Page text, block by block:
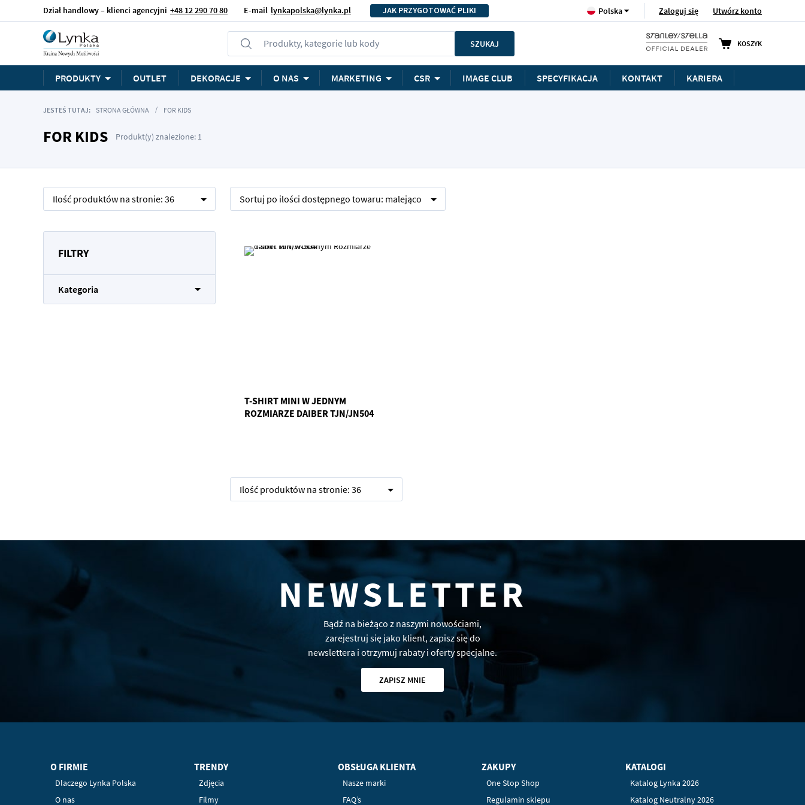
Dział handlowy – klienci agencyjni +48 12 290 70 80 E-mail lynkapolska@lynka.pl JAK PRZYGOTOWAĆ PLIKI Zaloguj się Utwórz konto
Polska
KOSZYK
Produkty, kategorie lub kody SZUKAJ
PRODUKTY OUTLET DEKORACJE O NAS MARKETING CSR IMAGE CLUB SPECYFIKACJA KONTAKT KARIERA
JESTEŚ TUTAJ: STRONA GŁÓWNA FOR KIDS
FOR KIDS Produkt(y) znalezione: 1
Ilość produktów na stronie: 36 Sortuj po ilości dostępnego towaru: malejąco
T-SHIRT MINI W JEDNYM
ROZMIARZE DAIBER TJN/JN504
Ilość produktów na stronie: 36
FILTRY
Kategoria
NEWSLETTER
Bądź na bieżąco z naszymi nowościami,
zarejestruj się jako klient, zapisz się do
newslettera i otrzymuj rabaty i oferty specjalne.
ZAPISZ MNIE
O FIRMIE
Dlaczego Lynka Polska
O nas
TRENDY
Zdjęcia
Filmy
OBSŁUGA KLIENTA
Nasze marki
FAQ’s
ZAKUPY
One Stop Shop
Regulamin sklepu
KATALOGI
Katalog Lynka 2026
Katalog Neutralny 2026